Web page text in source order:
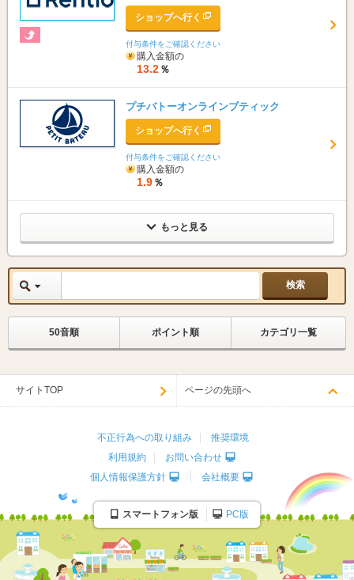
ショップへ行く
付与条件をご確認ください
購入金額の
13.2 ％
プチバトーオンラインブティック
ショップへ行く
付与条件をご確認ください
購入金額の
1.9 ％
もっと見る
50音順 ポイント順 カテゴリ一覧
サイトTOP ページの先頭へ
不正行為への取り組み
推奨環境
利用規約
お問い合わせ
個人情報保護方針
会社概要
スマートフォン版 PC版